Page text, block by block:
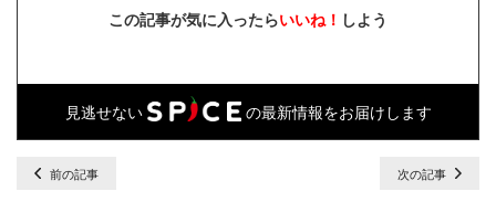
この記事が気に入ったらいいね！ しよう
見逃せない の最新情報をお届けします
前の記事 次の記事